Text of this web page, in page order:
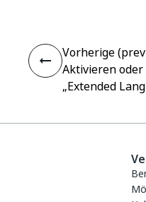
Vorherige
Aktivieren
„Extended